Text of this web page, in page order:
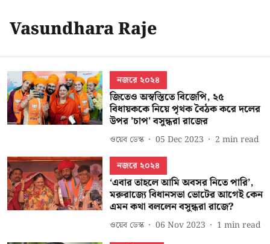
Vasundhara Raje
নজরে ২০২৪
জিতেও অস্বস্তিতে বিজেপি, ২৫
বিধায়ককে নিয়ে পৃথক বৈঠক করে দলের
উপর 'চাপ' বসুন্ধরা রাজের
ওয়েব ডেস্ক 05 Dec 2023 2 min read
নজরে ২০২৪
‘এবার তাহলে আমি অবসর নিতে পারি’,
মরুরাজ্যে বিধানসভা ভোটের আগেই কেন
এমন কথা বললেন বসুন্ধরা রাজে?
ওয়েব ডেস্ক 06 Nov 2023 1 min read